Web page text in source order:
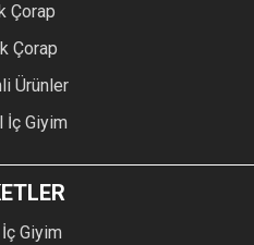
Çorap
Çorap
Ürünler
İç Giyim
Giyim